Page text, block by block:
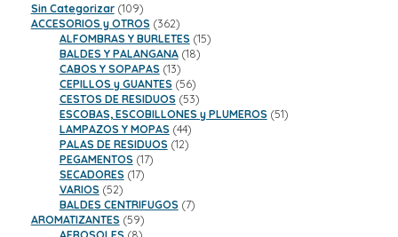
Sin Categorizar 109109
productos
ACCESORIOS y OTROS 362362
productos
ALFOMBRAS Y BURLETES 1515
BALDES Y PALANGANA 1818
CABOS Y SOPAPAS 1313
productos
CEPILLOS y GUANTES 5656
productos
CESTOS DE RESIDUOS 5353
productos
ESCOBAS, ESCOBILLONES y PLUMEROS 5151
LAMPAZOS Y MOPAS 4444
productos
PALAS DE RESIDUOS 1212
PEGAMENTOS 1717
SECADORES 1717
VARIOS 5252
productos
BALDES CENTRIFUGOS 77
AROMATIZANTES 5959
productos
8